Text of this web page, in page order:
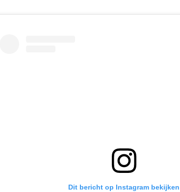
Dit bericht op Instagram bekijken